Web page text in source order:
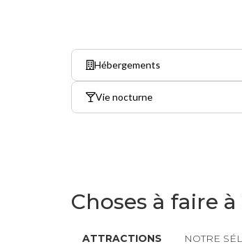
Hébergements
Vie nocturne
Choses à faire
ATTRACTIONS NOTRE